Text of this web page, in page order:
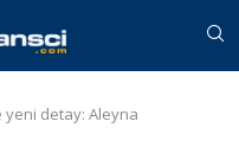
yeni detay: Aleyna